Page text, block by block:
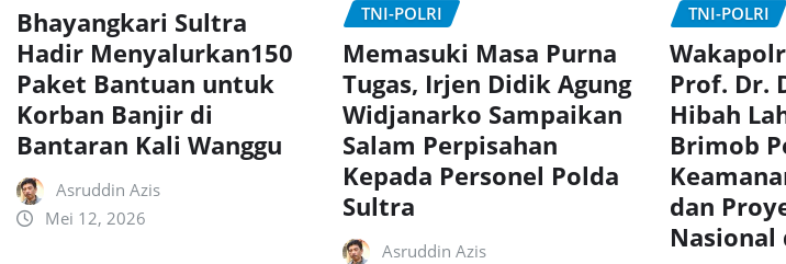
Bhayangkari Sultra
Hadir Menyalurkan150
Paket Bantuan untuk
Korban Banjir di
Bantaran Kali Wanggu
Asruddin Azis
Mei 12, 2026
TNI-POLRI
Memasuki Masa Purna
Tugas, Irjen Didik Agung
Widjanarko Sampaikan
Salam Perpisahan
Kepada Personel Polda
Sultra
Asruddin Azis
TNI-POLRI
Prof. Dr.
Hibah
Brimob
dan
Nasional